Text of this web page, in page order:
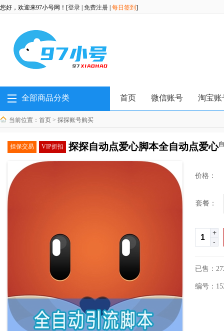
您好，欢迎来97小号网！[登录 免费注册 每日签到 ]
全部商品分类 首页 微信账号 淘宝账
当前位置： 首页 > 探探账号购买
担保交易 VIP折扣 探探自动点爱心脚本全自动点爱心
价格：
套餐：
+
-
已售：
编号：